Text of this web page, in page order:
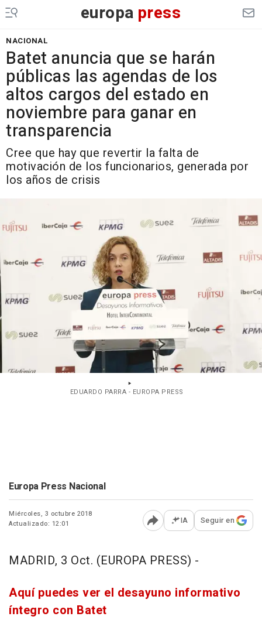
europa press
NACIONAL
Batet anuncia que se harán
públicas las agendas de los
altos cargos del estado en
noviembre para ganar en
transparencia
Cree que hay que revertir la falta de
motivación de los funcionarios, generada por
los años de crisis
EDUARDO PARRA - EUROPA PRESS
Europa Press Nacional
Miércoles, 3 octubre 2018
Actualizado: 12:01
Abrir opciones para
IA Seguir en
MADRID, 3 Oct. (EUROPA PRESS) -
Aquí puedes ver el desayuno informativo
íntegro con Batet